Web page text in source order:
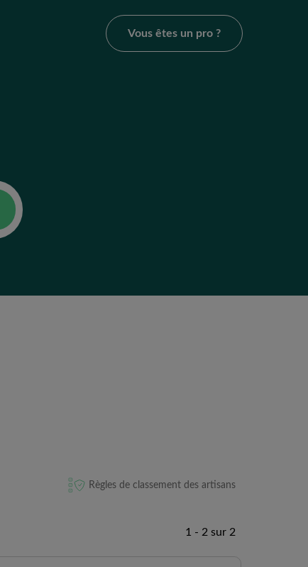
Vous êtes un pro ?
Règles de classement des artisans
1 - 2 sur 2